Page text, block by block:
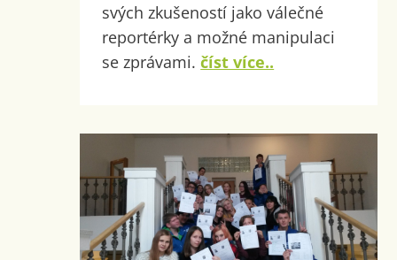
svých zkušeností jako válečné
reportérky a možné manipulaci
se zprávami.číst více..